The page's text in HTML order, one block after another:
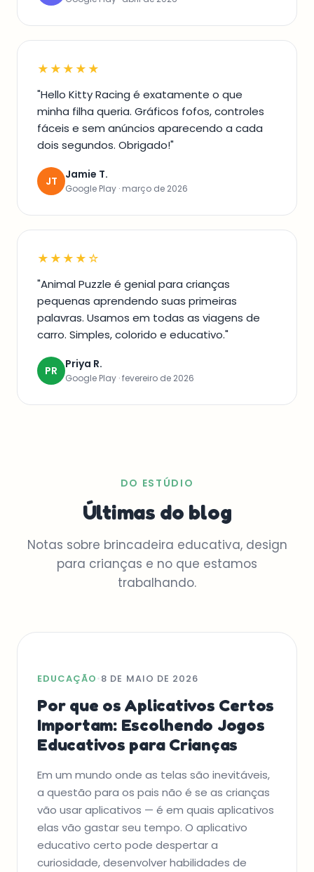
★★★★★
"Hello Kitty Racing é exatamente o que
minha filha queria. Gráficos fofos, controles
fáceis e sem anúncios aparecendo a cada
dois segundos. Obrigado!"
JT Jamie T.
Google Play · março de 2026
★★★★☆
"Animal Puzzle é genial para crianças
pequenas aprendendo suas primeiras
palavras. Usamos em todas as viagens de
carro. Simples, colorido e educativo."
PR Priya R.
Google Play · fevereiro de 2026
DO ESTÚDIO
Últimas do blog
Notas sobre brincadeira educativa, design
para crianças e no que estamos
trabalhando.
EDUCAÇÃO•8 DE MAIO DE 2026
Por que os Aplicativos Certos
Importam: Escolhendo Jogos
Educativos para Crianças
Em um mundo onde as telas são inevitáveis,
a questão para os pais não é se as crianças
vão usar aplicativos — é em quais aplicativos
elas vão gastar seu tempo. O aplicativo
educativo certo pode despertar a
curiosidade, desenvolver habilidades de